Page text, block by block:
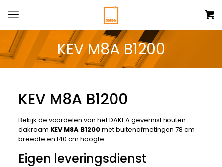
KEV M8A B1200
KEV M8A B1200
Bekijk de voordelen van het DAKEA gevernist houten
dakraam KEV M8A B1200met buitenafmetingen 78 cm
breedte en 140 cm hoogte.
Eigen leveringsdienst